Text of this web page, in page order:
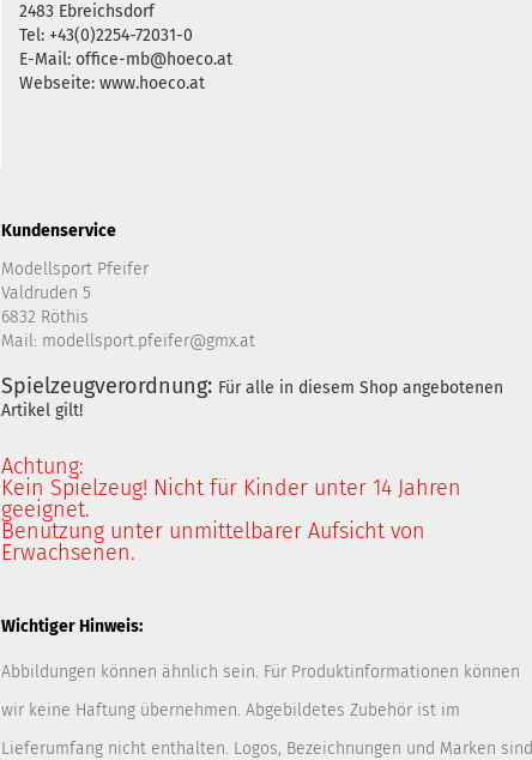
2483 Ebreichsdorf
Tel: +43(0)2254-72031-0
E-Mail: office-mb@hoeco.at
Webseite: www.hoeco.at
Kundenservice
Modellsport Pfeifer
Valdruden 5
6832 Röthis
Mail: modellsport.pfeifer@gmx.at
Spielzeugverordnung: Für alle in diesem Shop angebotenen
Artikel gilt!
Achtung:
Kein Spielzeug! Nicht für Kinder unter 14 Jahren
geeignet.
Benutzung unter unmittelbarer Aufsicht von
Erwachsenen.
Wichtiger Hinweis:
Abbildungen können ähnlich sein. Für Produktinformationen können
wir keine Haftung übernehmen. Abgebildetes Zubehör ist im
Lieferumfang nicht enthalten. Logos, Bezeichnungen und Marken sind